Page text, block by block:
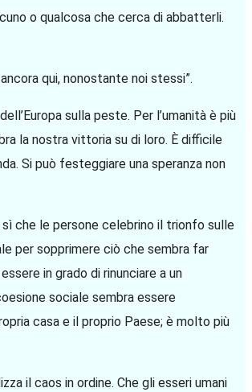
o qualcosa che cerca di abbatterli.
qui, nonostante noi stessi”.
sulla peste. Per l’umanità è più
la nostra vittoria su di loro. È difficile
Si può festeggiare una speranza non
sì che le persone celebrino il trionfo sulle
per sopprimere ciò che sembra far
in grado di rinunciare a un
sociale sembra essere
casa e il proprio Paese; è molto più
il caos in ordine. Che gli esseri umani